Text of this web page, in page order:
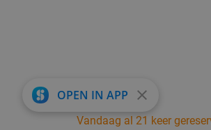
Vandaag al 21 keer
OPEN IN APP close